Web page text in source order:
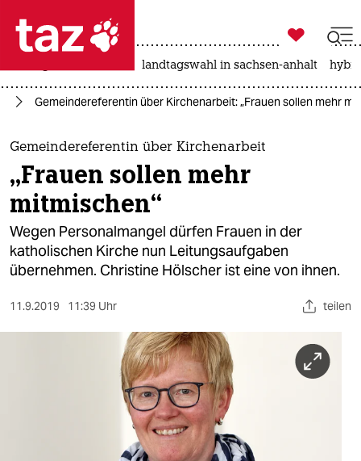
 taz zahl ich
taz zahl ich
themen
politik
öko
gesellschaft
sport

taz zahl ich
landtagswahl in sachsen-anhalt
Gemeindereferentin über Kirchenarbeit: „Frauen sollen mehr
Gemeindereferentin über Kirchenarbeit
„Frauen sollen mehr
mitmischen“
Wegen Personalmangel dürfen Frauen in der
katholischen Kirche nun Leitungsaufgaben
übernehmen. Christine Hölscher ist eine von ihnen.
11.9.2019 11:39 Uhr teilen